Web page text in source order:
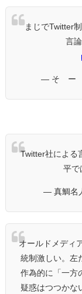
まじでTwitter
言
— そ ー
Twitter社による
平で
— 真鯛名
オールドメディ
統制激しい。左
作為的に「一方
疑惑はつつかな